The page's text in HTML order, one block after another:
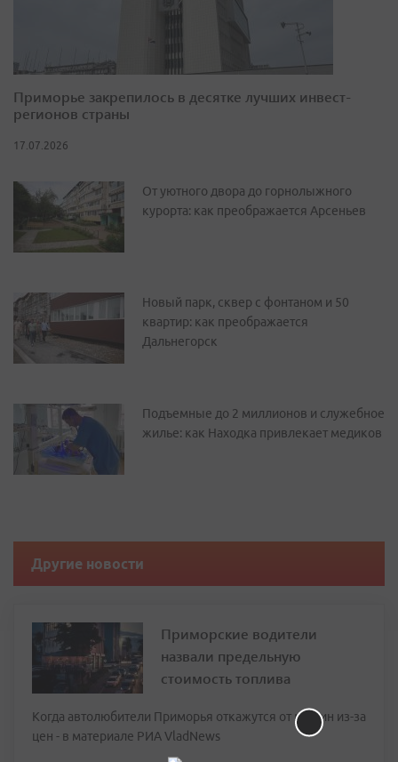
Приморье закрепилось в десятке лучших инвест-
регионов страны
17.07.2026
От уютного двора до горнолыжного
курорта: как преображается Арсеньев
Новый парк, сквер с фонтаном и 50
квартир: как преображается
Дальнегорск
Подъемные до 2 миллионов и служебное
жилье: как Находка привлекает медиков
Другие новости
Приморские водители
назвали предельную
стоимость топлива
Когда автолюбители Приморья откажутся от машин из-за
цен - в материале РИА VladNews